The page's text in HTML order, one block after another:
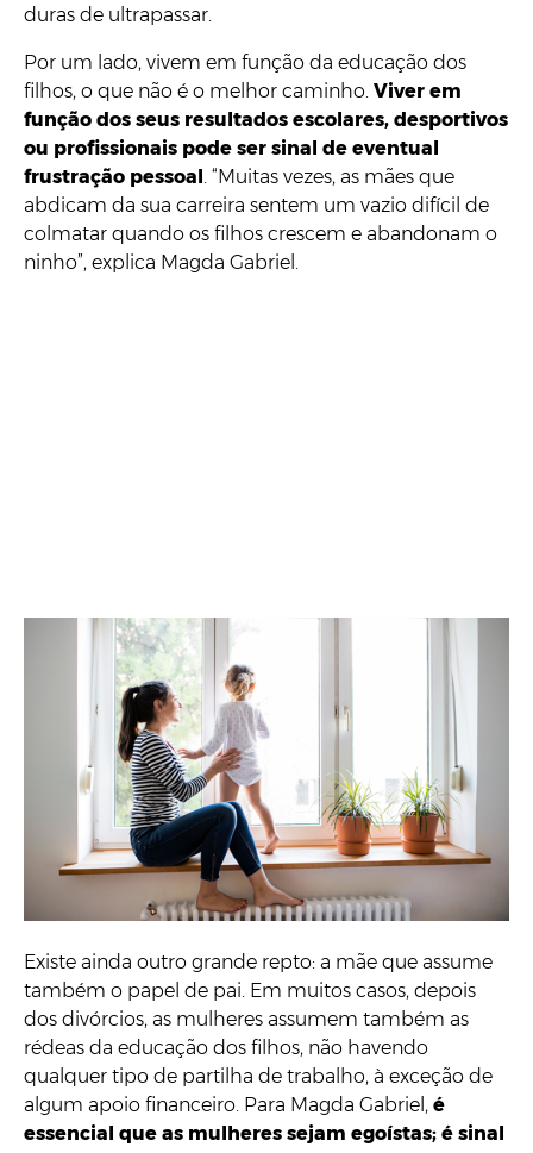
duras de ultrapassar.
Por um lado, vivem em função da educação dos
filhos, o que não é o melhor caminho. Viver em
função dos seus resultados escolares, desportivos
ou profissionais pode ser sinal de eventual
frustração pessoal . “Muitas vezes, as mães que
abdicam da sua carreira sentem um vazio difícil de
colmatar quando os filhos crescem e abandonam o
ninho”, explica Magda Gabriel.
Existe ainda outro grande repto: a mãe que assume
também o papel de pai. Em muitos casos, depois
dos divórcios, as mulheres assumem também as
rédeas da educação dos filhos, não havendo
qualquer tipo de partilha de trabalho, à exceção de
algum apoio financeiro. Para Magda Gabriel, é
essencial que as mulheres sejam egoístas; é sinal